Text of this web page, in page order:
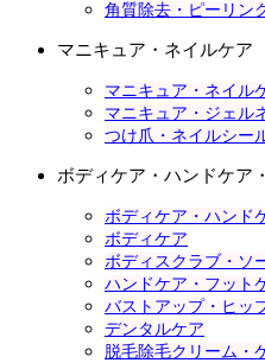
角質除去・ピーリン
マニキュア・ネイルケア
マニキュア・ネイル
マニキュア・ジェル
つけ爪・ネイルシー
ボディケア・ハンドケア
ボディケア・ハンド
ボディケア
ボディスクラブ・ソ
ハンドケア・フット
バストアップ・ヒッ
デンタルケア
脱毛除毛クリーム・